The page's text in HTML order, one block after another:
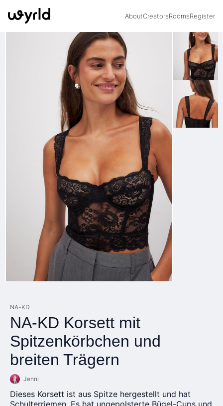
AboutCreatorsRoomsRegister
NA-KD
NA-KD Korsett mit
Spitzenkörbchen und
breiten Trägern
Jenni
Dieses Korsett ist aus Spitze hergestellt und hat
Schulterriemen. Es hat ungepolsterte Bügel-Cups und